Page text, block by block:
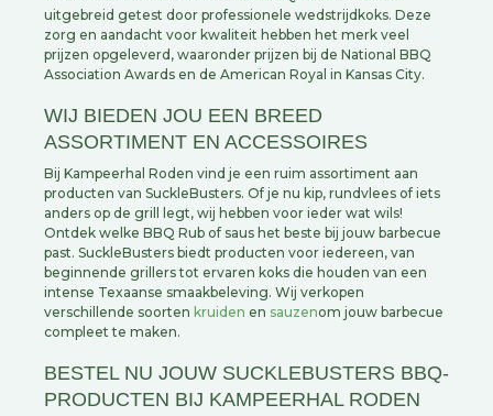
uitgebreid getest door professionele wedstrijdkoks. Deze
zorg en aandacht voor kwaliteit hebben het merk veel
prijzen opgeleverd, waaronder prijzen bij de National BBQ
Association Awards en de American Royal in Kansas City.
WIJ BIEDEN JOU EEN BREED
ASSORTIMENT EN ACCESSOIRES
Bij Kampeerhal Roden vind je een ruim assortiment aan
producten van SuckleBusters. Of je nu kip, rundvlees of iets
anders op de grill legt, wij hebben voor ieder wat wils!
Ontdek welke BBQ Rub of saus het beste bij jouw barbecue
past. SuckleBusters biedt producten voor iedereen, van
beginnende grillers tot ervaren koks die houden van een
intense Texaanse smaakbeleving. Wij verkopen
verschillende soorten kruiden en sauzenom jouw barbecue
compleet te maken.
BESTEL NU JOUW SUCKLEBUSTERS BBQ-
PRODUCTEN BIJ KAMPEERHAL RODEN